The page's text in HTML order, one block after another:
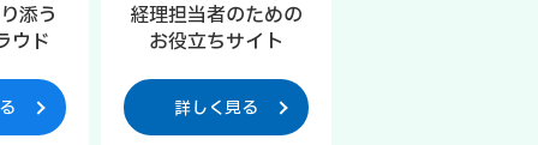
添う
ウド
経理担当者のための
お役立ちサイト
詳しく見る